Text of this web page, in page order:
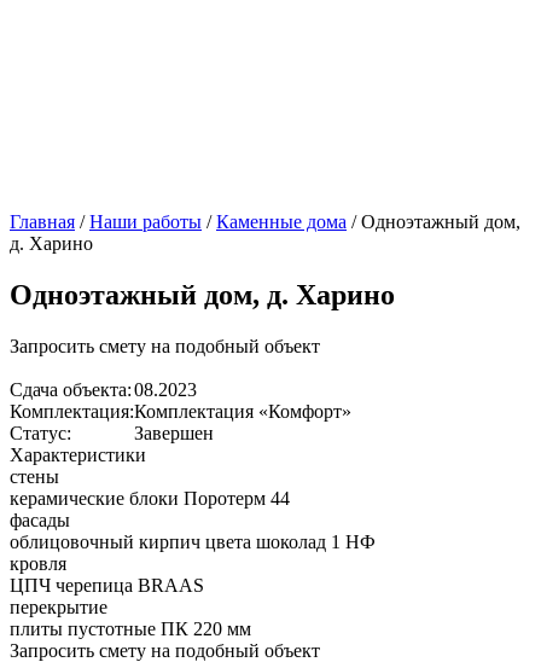
Главная /Наши работы /Каменные дома /Одноэтажный дом,
д. Харино
Одноэтажный дом, д. Харино
Запросить смету на подобный объект
Сдача объекта:08.2023
Комплектация:Комплектация «Комфорт»
Статус:
Завершен
Характеристики
стены
керамические блоки Поротерм 44
фасады
облицовочный кирпич цвета шоколад 1 НФ
кровля
ЦПЧ черепица BRAAS
перекрытие
плиты пустотные ПК 220 мм
Запросить смету на подобный объект